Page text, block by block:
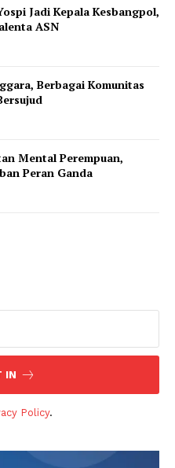
Jadi Kepala Kesbangpol,
ASN
Berbagai Komunitas
Mental Perempuan,
Peran Ganda
IN
Policy.